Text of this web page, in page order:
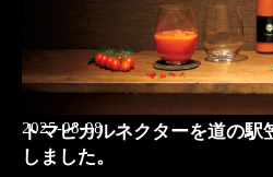
2025-08-08
トマピカルネクターを道の駅
しました。